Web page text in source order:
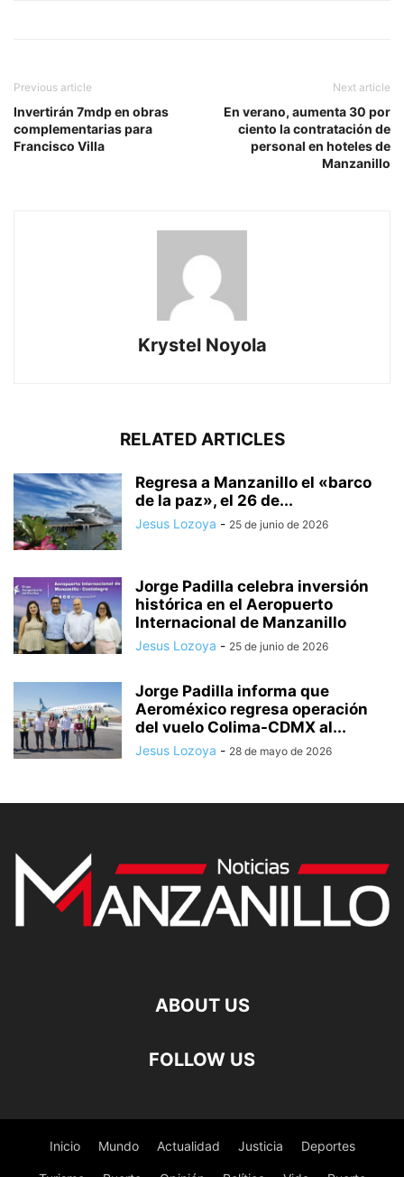
Previous article
Invertirán 7mdp en obras
complementarias para
Francisco Villa
Next article
En verano, aumenta 30 por
ciento la contratación de
personal en hoteles de
Manzanillo
Krystel Noyola
RELATED ARTICLES
Regresa a Manzanillo el «barco
de la paz», el 26 de...
Jesus Lozoya - 25 de junio de 2026
Jorge Padilla celebra inversión
histórica en el Aeropuerto
Internacional de Manzanillo
Jesus Lozoya - 25 de junio de 2026
Jorge Padilla informa que
Aeroméxico regresa operación
del vuelo Colima-CDMX al...
Jesus Lozoya - 28 de mayo de 2026
ABOUT US
FOLLOW US
Inicio Mundo Actualidad Justicia Deportes